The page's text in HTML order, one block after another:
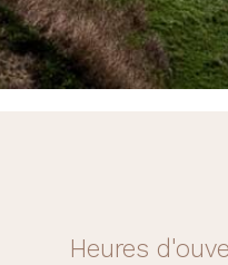
Heures